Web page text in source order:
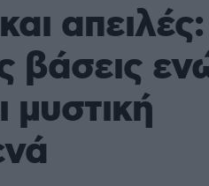
βάσεις
μυστική